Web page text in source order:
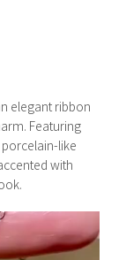
elegant ribbon
Featuring
like
with